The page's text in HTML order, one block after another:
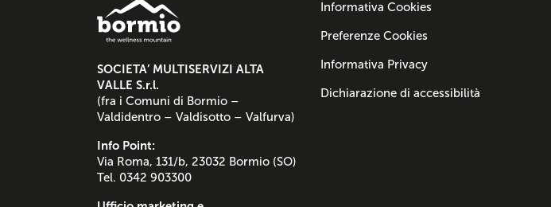
SOCIETA’ MULTISERVIZI ALTA
VALLE S.r.l.
(fra i Comuni di Bormio –
Valdidentro – Valdisotto – Valfurva)
Info Point:
Via Roma, 131/b, 23032 Bormio (SO)
Tel. 0342 903300
Informativa Cookies
Preferenze Cookies
Informativa Privacy
Dichiarazione di accessibilità